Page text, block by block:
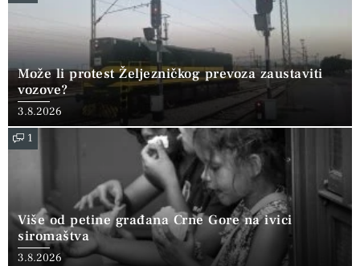
Može li protest Željezničkog prevoza zaustaviti
vozove?
3.8.2026
1
Više od petine građana Crne Gore na ivici
siromaštva
3.8.2026